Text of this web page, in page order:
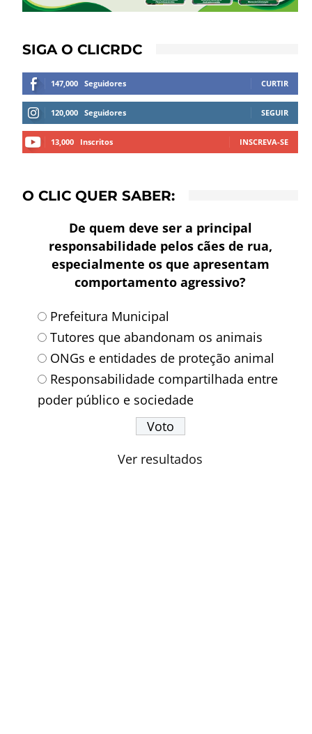
SIGA O CLICRDC
147,000 Seguidores CURTIR
120,000 Seguidores SEGUIR
13,000 Inscritos INSCREVA-SE
O CLIC QUER SABER:
De quem deve ser a principal
responsabilidade pelos cães de rua,
especialmente os que apresentam
comportamento agressivo?
Prefeitura Municipal
Tutores que abandonam os animais
ONGs e entidades de proteção animal
Responsabilidade compartilhada entre
poder público e sociedade
Ver resultados